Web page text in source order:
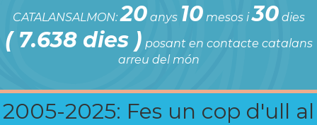
CATALANSALMON:20anys 10mesos i30dies
( 7.638 dies ) posant en contacte catalans
arreu del món
2005-2025: Fes un cop d'ull al